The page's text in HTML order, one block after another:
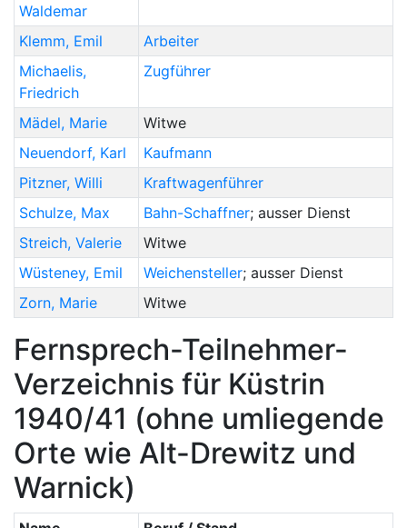
Waldemar
Klemm, Emil
Arbeiter
Michaelis,
Friedrich
Zugführer
Mädel, Marie
Witwe
Neuendorf, Karl
Kaufmann
Pitzner, Willi
Kraftwagenführer
Schulze, Max Bahn-Schaffner; ausser Dienst
Streich, Valerie
Witwe
Wüsteney, Emil Weichensteller; ausser Dienst
Zorn, Marie Witwe
Fernsprech-Teilnehmer-
Verzeichnis für Küstrin
1940/41 (ohne umliegende
Orte wie Alt-Drewitz und
Warnick)